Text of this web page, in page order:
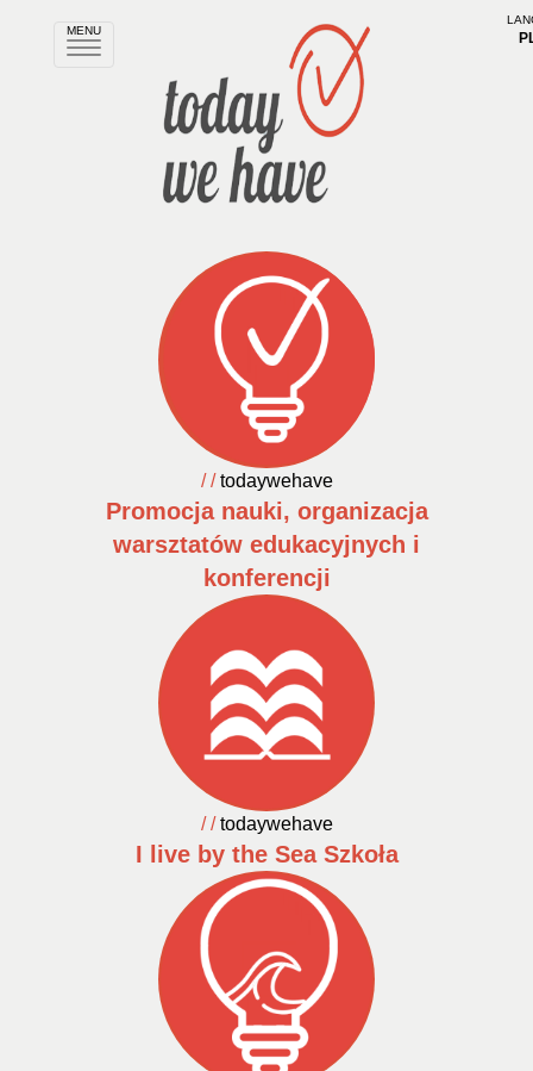
MENU
Rozwiń
/ /todaywehave
Promocja nauki, organizacja
warsztatów edukacyjnych i
konferencji
/ /todaywehave
I live by the Sea Szkoła